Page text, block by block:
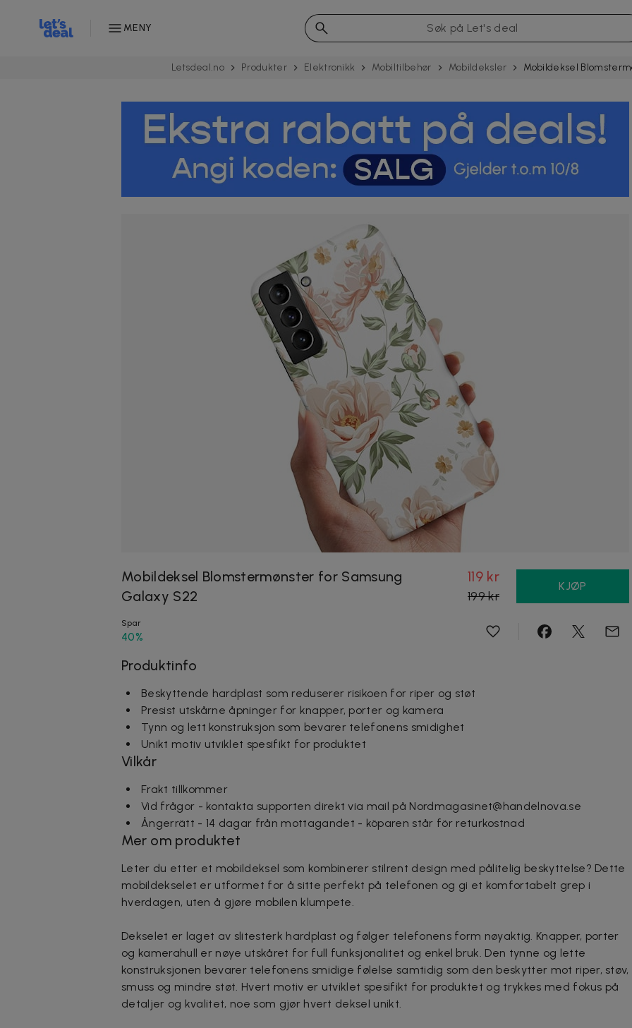
MENY
Letsdeal.no Produkter Elektronikk Mobiltilbehør Mobildeksler Mobildeksel
Mobildeksel Blomstermønster for Samsung
Galaxy S22
119 kr
199 kr
KJØP
Spar
40%
Produktinfo
Beskyttende hardplast som reduserer risikoen for riper og støt
Presist utskårne åpninger for knapper, porter og kamera
Tynn og lett konstruksjon som bevarer telefonens smidighet
Unikt motiv utviklet spesifikt for produktet
Vilkår
Frakt tillkommer
Vid frågor - kontakta supporten direkt via mail på Nordmagasinet@handelnova.se
Ångerrätt - 14 dagar från mottagandet - köparen står för returkostnad
Mer om produktet
Leter du etter et mobildeksel som kombinerer stilrent design med pålitelig beskyttelse? Dette
mobildekselet er utformet for å sitte perfekt på telefonen og gi et komfortabelt grep i
hverdagen, uten å gjøre mobilen klumpete.
Dekselet er laget av slitesterk hardplast og følger telefonens form nøyaktig. Knapper, porter
og kamerahull er nøye utskåret for full funksjonalitet og enkel bruk. Den tynne og lette
konstruksjonen bevarer telefonens smidige følelse samtidig som den beskytter mot riper, støv,
smuss og mindre støt. Hvert motiv er utviklet spesifikt for produktet og trykkes med fokus på
detaljer og kvalitet, noe som gjør hvert deksel unikt.